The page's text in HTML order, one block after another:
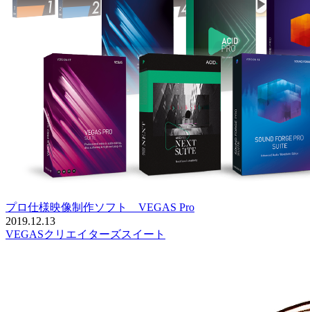
プロ仕様映像制作ソフト VEGAS Pro
2019.12.13
VEGASクリエイターズスイート